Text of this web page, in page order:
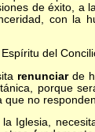
de éxito, a
con la
del
renunciar de
porque
no
Iglesia,